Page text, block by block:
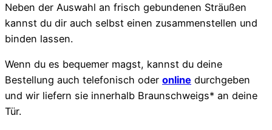
Neben der Auswahl an frisch gebundenen Sträußen
kannst du dir auch selbst einen zusammenstellen und
binden lassen.
Wenn du es bequemer magst, kannst du deine
Bestellung auch telefonisch oder online durchgeben
und wir liefern sie innerhalb Braunschweigs* an deine
Tür.